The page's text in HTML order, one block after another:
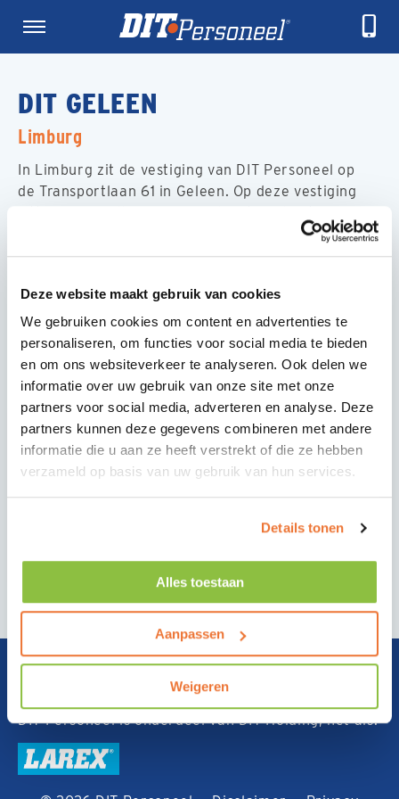
Deze website maakt gebruik van cookies
We gebruiken cookies om content en advertenties te
personaliseren, om functies voor social media te bieden
en om ons websiteverkeer te analyseren. Ook delen we
informatie over uw gebruik van onze site met onze
partners voor social media, adverteren en analyse. Deze
partners kunnen deze gegevens combineren met andere
informatie die u aan ze heeft verstrekt of die ze hebben
verzameld op basis van uw gebruik van hun services.
Details tonen
Alles toestaan
Aanpassen
Weigeren
DIT GELEEN
Limburg
In Limburg zit de vestiging van DIT Personeel op
de Transportlaan 61 in Geleen. Op deze vestiging
. Voor vakkrachten in de techniek hebben
wij hier diverse technische vacatures. Werken in
Elektromonteur,Cv monteurofLoodgieter
onze lokale vestigingen kan jij als vakkracht altijd
rekenen op werk in de buurt.
Bekijk hier alle DIT Personeel vestigingen.
CONTACT
DIT Geleen
GA NAAR GOOGLE MAPS
DIT Personeel is onderdeel van DIT Holding, net als: